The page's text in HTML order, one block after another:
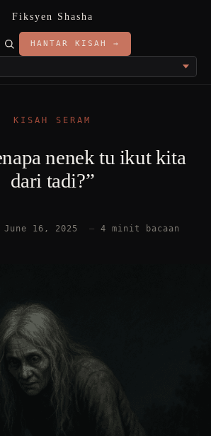
Fiksyen Shasha
HANTAR KISAH →
KISAH SERAM
nenek tu ikut kita
dari tadi?”
June 16, 2025 — 4 minit bacaan